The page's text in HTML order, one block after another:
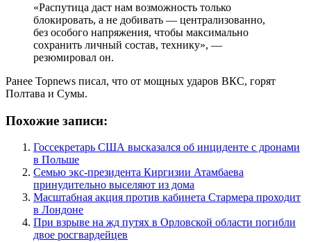
«Распутица даст нам возможность только
блокировать, а не добивать — централизованно,
без особого напряжения, чтобы максимально
сохранить личный состав, технику», —
резюмировал он.
Ранее Topnews писал, что от мощных ударов ВКС, горят
Полтава и Сумы.
Похожие записи:
Госсекретарь США высказался об инциденте с дронами
в Польше
Семью экс-президента Киргизии Атамбаева
принудительно выселяют из дома
Масштабная акция против кабинета Стармера проходит
в Лондоне
При взрыве на жд путях в Орловской области погибли
двое росгвардейцев